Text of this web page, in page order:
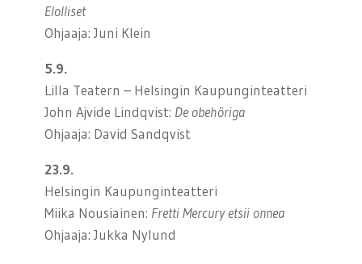
Elolliset
Ohjaaja: Juni Klein
5.9.
Lilla Teatern – Helsingin Kaupunginteatteri
John Ajvide Lindqvist: De obehöriga
Ohjaaja: David Sandqvist
23.9.
Helsingin Kaupunginteatteri
Miika Nousiainen: Fretti Mercury etsii onnea
Ohjaaja: Jukka Nylund